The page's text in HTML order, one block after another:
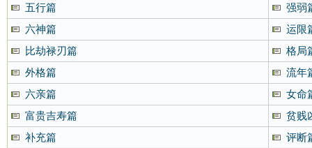
五行篇
强弱
六神篇
运限
比劫禄刃篇
格局
外格篇
流年
六亲篇
女命
富贵吉寿篇
贫贱
补充篇
评断